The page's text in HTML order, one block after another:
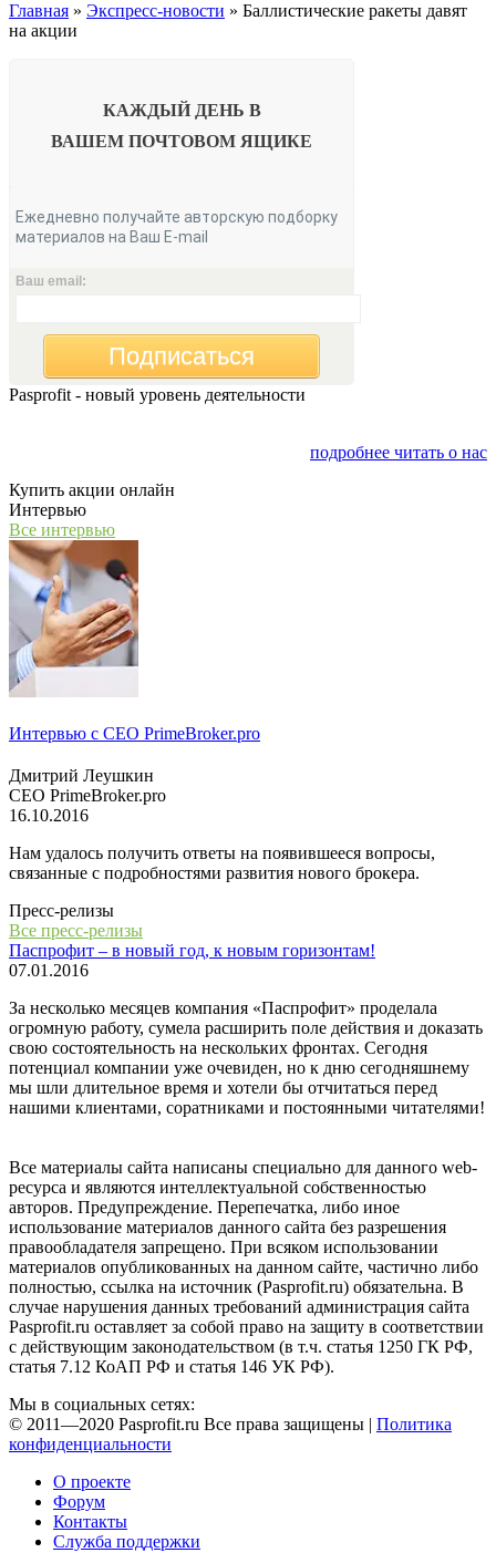
Главная » Экспресс-новости » Баллистические ракеты давят
на акции
КАЖДЫЙ ДЕНЬ В
ВАШЕМ ПОЧТОВОМ ЯЩИКЕ
Ежедневно получайте авторскую подборку
материалов на Ваш E-mail
Ваш email:
Подписаться
Pasprofit - новый уровень деятельности
подробнее читать о нас
Купить акции онлайн
Интервью
Все интервью
Интервью с СЕО PrimeBroker.pro
Дмитрий Леушкин
СЕО PrimeBroker.pro
16.10.2016
Нам удалось получить ответы на появившееся вопросы,
связанные с подробностями развития нового брокера.
Пресс-релизы
Все пресс-релизы
Паспрофит – в новый год, к новым горизонтам!
07.01.2016
За несколько месяцев компания «Паспрофит» проделала
огромную работу, сумела расширить поле действия и доказать
свою состоятельность на нескольких фронтах. Сегодня
потенциал компании уже очевиден, но к дню сегодняшнему
мы шли длительное время и хотели бы отчитаться перед
нашими клиентами, соратниками и постоянными читателями!
Все материалы сайта написаны специально для данного web-
ресурса и являются интеллектуальной собственностью
авторов. Предупреждение. Перепечатка, либо иное
использование материалов данного сайта без разрешения
правообладателя запрещено. При всяком использовании
материалов опубликованных на данном сайте, частично либо
полностью, ссылка на источник (Pasprofit.ru) обязательна. В
случае нарушения данных требований администрация сайта
Pasprofit.ru оставляет за собой право на защиту в соответствии
с действующим законодательством (в т.ч. статья 1250 ГК РФ,
статья 7.12 КоАП РФ и статья 146 УК РФ).
Мы в социальных сетях:
© 2011—2020 Pasprofit.ru Все права защищены | Политика
конфиденциальности
О проекте
Форум
Контакты
Служба поддержки